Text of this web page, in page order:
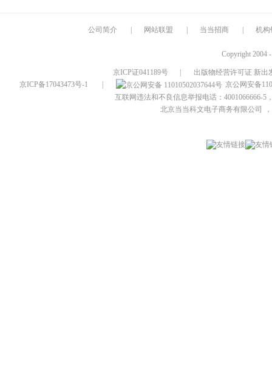
公司简介 网站联盟 当当招商 机构
Copyright 2004
京ICP证041189号
出版物经营许可证 新出
京ICP备17043473号-1
京公网安备
互联网违法和不良信息举报电话：4001066666-5
北京当当科文电子商务有限公司